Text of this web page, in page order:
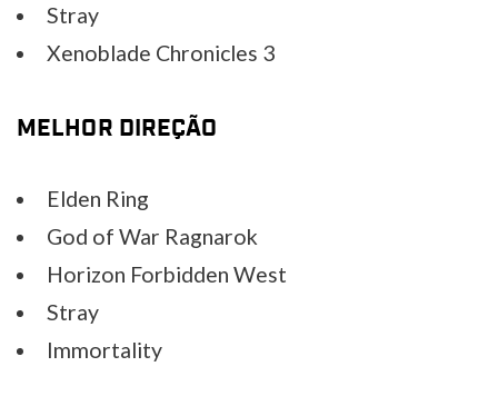
Stray
Xenoblade Chronicles 3
MELHOR DIREÇÃO
Elden Ring
God of War Ragnarok
Horizon Forbidden West
Stray
Immortality